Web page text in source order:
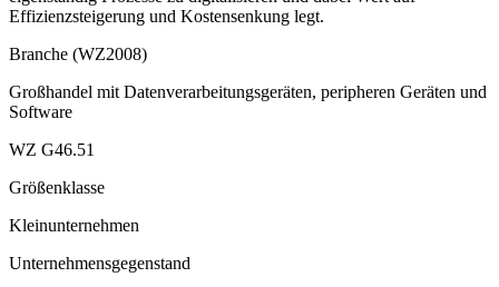
Effizienzsteigerung und Kostensenkung legt.
Branche (WZ2008)
Großhandel mit Datenverarbeitungsgeräten, peripheren Geräten und
Software
WZ G46.51
Größenklasse
Kleinunternehmen
Unternehmensgegenstand